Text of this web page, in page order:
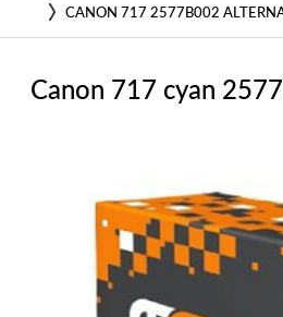
CANON 717 2577B002
Canon 717 cyan